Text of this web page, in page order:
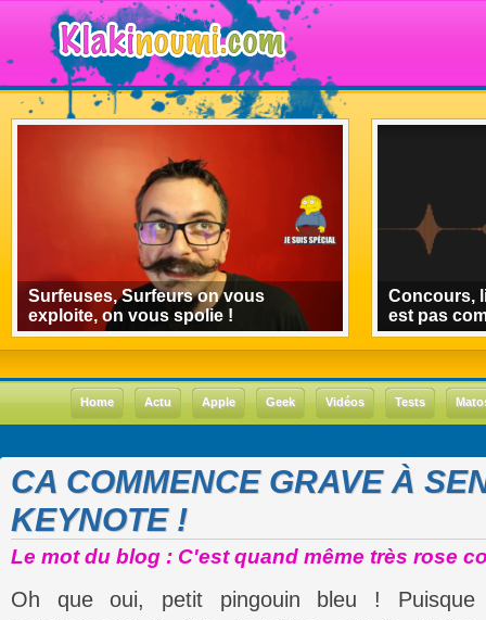
Surfeuses, Surfeurs on vous
exploite, on vous spolie !
Concours,
est pas
Home Actu Apple Geek Vidéos Tests
CA COMMENCE GRAVE À
KEYNOTE !
Le mot du blog : C'est quand même très rose
Oh que oui, petit pingouin bleu ! Puisque